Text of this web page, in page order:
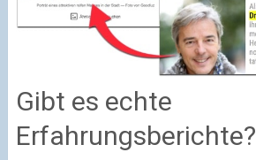
Gibt es echte
Erfahrungsberichte?